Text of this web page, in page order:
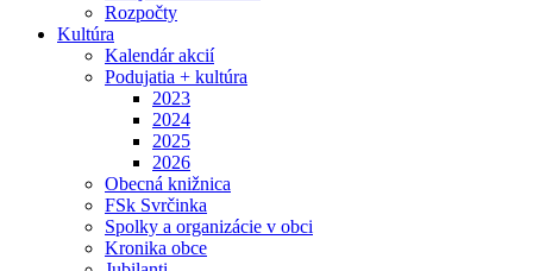
Rozpočty
Kultúra
Kalendár akcií
Podujatia + kultúra
2023
2024
2025
2026
Obecná knižnica
FSk Svrčinka
Spolky a organizácie v obci
Kronika obce